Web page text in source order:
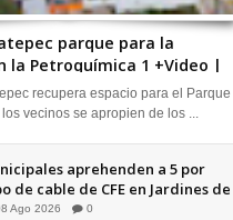
parque para la
la Petroquímica 1 +Video |
recupera espacio para el Parque
vecinos se apropien de los ...
aprehenden a 5 por
de cable de CFE en Jardines de
Nueva +Video | INFORMA
Ago 2026 0